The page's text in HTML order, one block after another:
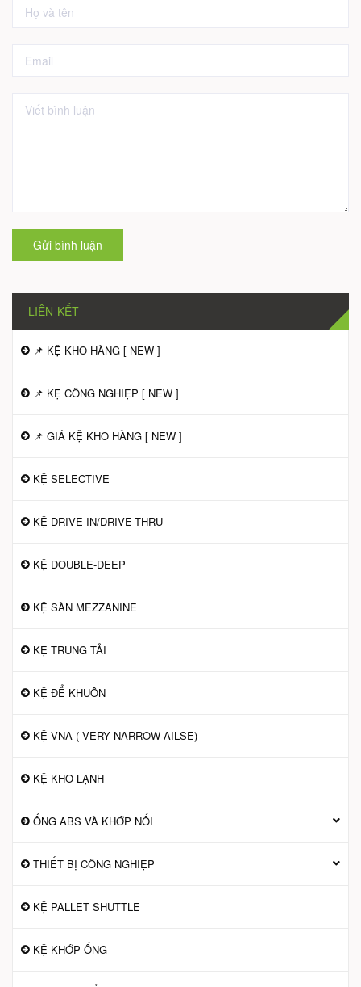
Gửi bình luận
LIÊN KẾT
📌 KỆ KHO HÀNG [ NEW ]
📌 KỆ CÔNG NGHIỆP [ NEW ]
📌 GIÁ KỆ KHO HÀNG [ NEW ]
KỆ SELECTIVE
KỆ DRIVE-IN/DRIVE-THRU
KỆ DOUBLE-DEEP
KỆ SÀN MEZZANINE
KỆ TRUNG TẢI
KỆ ĐỂ KHUÔN
KỆ VNA ( VERY NARROW AILSE)
KỆ KHO LẠNH
ỐNG ABS VÀ KHỚP NỐI
THIẾT BỊ CÔNG NGHIỆP
KỆ PALLET SHUTTLE
KỆ KHỚP ỐNG